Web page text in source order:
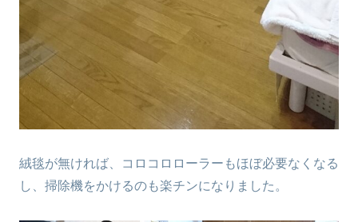
絨毯が無ければ、コロコロローラーもほぼ必要なくなる
し、掃除機をかけるのも楽チンになりました。